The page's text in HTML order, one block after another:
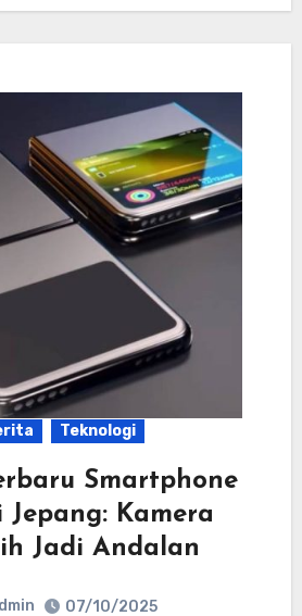
Teknologi
Smartphone
Kamera
Jadi Andalan
07/10/2025